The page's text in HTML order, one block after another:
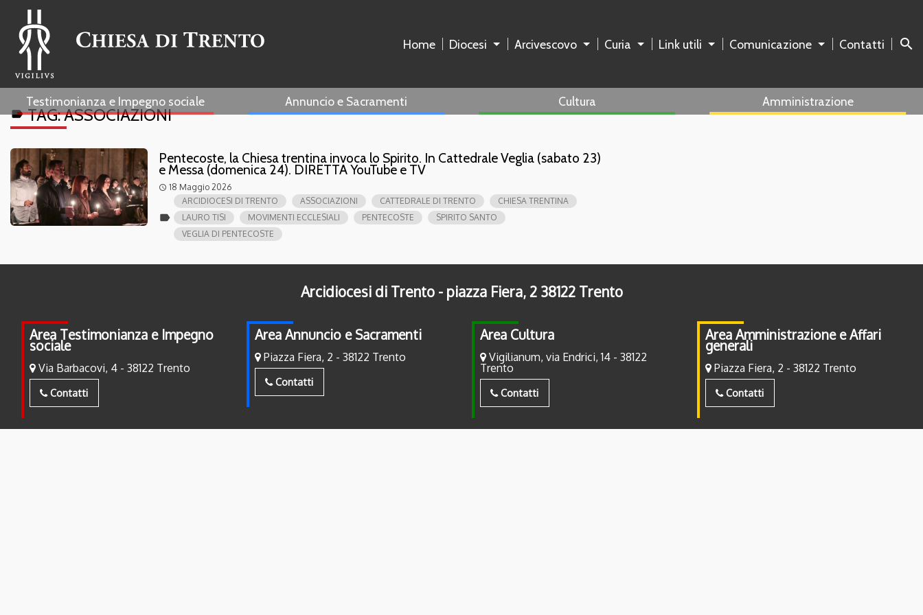
Home Diocesi Arcivescovo Curia Link utili Comunicazione Contatti search
Testimonianza e Impegno sociale Annuncio e Sacramenti Cultura Amministrazione
labelTAG:ASSOCIAZIONI
Pentecoste, la Chiesa trentina invoca lo Spirito. In Cattedrale Veglia (sabato 23)
e Messa (domenica 24). DIRETTA YouTube e TV
access_time 18 Maggio 2026
label
ARCIDIOCESI DI TRENTO ASSOCIAZIONI CATTEDRALE DI TRENTO
CHIESA TRENTINA
LAURO TISI
MOVIMENTI ECCLESIALI PENTECOSTE
SPIRITO SANTO
VEGLIA DI PENTECOSTE
Arcidiocesi di Trento - piazza Fiera, 2 38122 Trento
Area Testimonianza e Impegno
sociale
Via Barbacovi, 4 - 38122 Trento
Contatti
Area Annuncio e Sacramenti
Piazza Fiera, 2 - 38122 Trento
Contatti
Area Cultura
Vigilianum, via Endrici, 14 - 38122
Trento
Contatti
Area Amministrazione e Affari
generali
Piazza Fiera, 2 - 38122 Trento
Contatti